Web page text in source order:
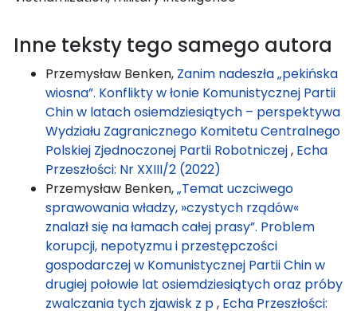
Inne teksty tego samego autora
Przemysław Benken, Zanim nadeszła „pekińska
wiosna”. Konflikty w łonie Komunistycznej Partii
Chin w latach osiemdziesiątych – perspektywa
Wydziału Zagranicznego Komitetu Centralnego
Polskiej Zjednoczonej Partii Robotniczej, Echa
Przeszłości: Nr XXIII/2 (2022)
Przemysław Benken,„Temat uczciwego
sprawowania władzy, »czystych rządów«
znalazł się na łamach całej prasy”. Problem
korupcji, nepotyzmu i przestępczości
gospodarczej w Komunistycznej Partii Chin w
drugiej połowie lat osiemdziesiątych oraz próby
zwalczania tych zjawisk z p, Echa Przeszłości: